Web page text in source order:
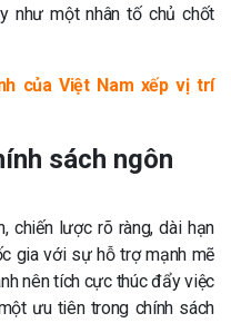
như một nhân tố chủ chốt
của Việt Nam xếp vị trí
sách ngôn
chiến lược rõ ràng, dài hạn
gia với sự hỗ trợ mạnh mẽ
nên tích cực thúc đẩy việc
ưu tiên trong chính sách